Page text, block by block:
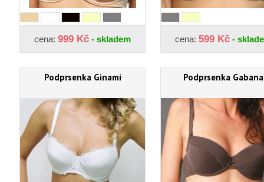
cena: 999 Kč - skladem cena: 599 Kč -
Podprsenka Ginami Podprsenka Gabana